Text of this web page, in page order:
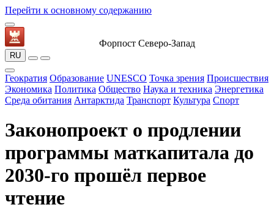
Перейти к основному содержанию
Форпост Северо-Запад
RU
Геократия Образование UNESCO Точка зрения Происшествия
Экономика Политика Общество Наука и техника Энергетика
Среда обитания Антарктида Транспорт Культура Спорт
Законопроект о продлении
программы маткапитала до
2030-го прошёл первое
чтение